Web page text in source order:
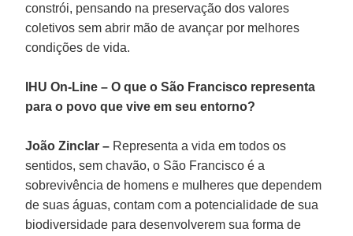
constrói, pensando na preservação dos valores
coletivos sem abrir mão de avançar por melhores
condições de vida.
IHU On-Line – O que o São Francisco representa
para o povo que vive em seu entorno?
João Zinclar – Representa a vida em todos os
sentidos, sem chavão, o São Francisco é a
sobrevivência de homens e mulheres que dependem
de suas águas, contam com a potencialidade de sua
biodiversidade para desenvolverem sua forma de